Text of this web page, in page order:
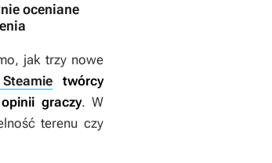
oceniane
jak trzy nowe
twórcy
graczy. W
terenu czy